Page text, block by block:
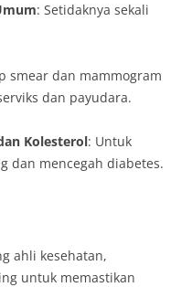
: Setidaknya sekali
smear dan mammogram
dan payudara.
Kolesterol: Untuk
dan mencegah diabetes.
ahli kesehatan,
untuk memastikan